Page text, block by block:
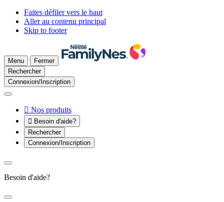
Faites défiler vers le haut
Aller au contenu principal
Skip to footer
Menu
Fermer
Rechercher
Connexion/Inscription
 Nos produits
 Besoin d'aide?
Rechercher
Connexion/Inscription
Besoin d'aide?